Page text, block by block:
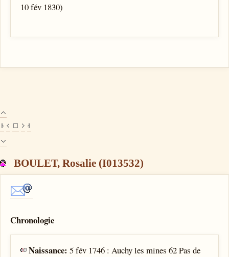
10 fév 1830)
BOULET, Rosalie (I013532)
Chronologie
Naissance:5 fév 1746 : Auchy les mines 62 Pas de